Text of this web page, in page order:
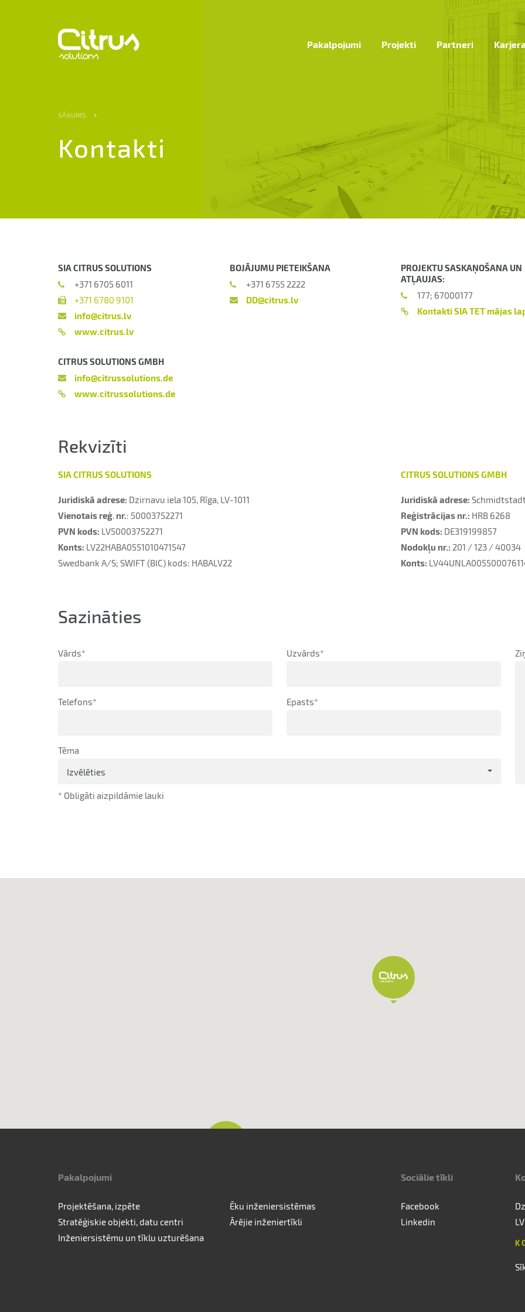
Pakalpojumi Projekti Partneri
SĀKUMS
Kontakti
SIA CITRUS SOLUTIONS
+371 6705 6011
+371 6780 9101
info@citrus.lv
www.citrus.lv
BOJĀJUMU PIETEIKŠANA
+371 6755 2222
DD@citrus.lv
PROJEKTU SASKAŅOŠANA UN
ATĻAUJAS:
177; 67000177
Kontakti SIA TET mājas
CITRUS SOLUTIONS GMBH
info@citrussolutions.de
www.citrussolutions.de
Rekvizīti
SIA CITRUS SOLUTIONS
Juridiskā adrese: Dzirnavu iela 105, Rīga, LV-1011
Vienotais reģ. nr.: 50003752271
PVN kods: LV50003752271
Konts: LV22HABA0551010471547
Swedbank A/S; SWIFT (BIC) kods: HABALV22
CITRUS SOLUTIONS GMBH
Juridiskā adrese:
Reģistrācijas nr.: HRB 6268
PVN kods: DE319199857
Nodokļu nr.: 201 / 123 / 40034
Konts:
Sazināties
Vārds* Uzvārds*
Telefons* Epasts*
Tēma
Izvēlēties
* Obligāti aizpildāmie lauki
Pakalpojumi
Projektēšana, izpēte
Ēku inženiersistēmas
Stratēģiskie objekti, datu centri
Ārējie inženiertīkli
Inženiersistēmu un tīklu uzturēšana
Sociālie tīkli
Facebook
Linkedin